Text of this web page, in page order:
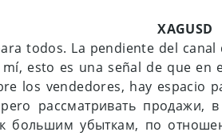
XAGUSD
todos. La pendiente del
esto es una señal de que
los vendedores, hay espacio
рассматривать продажи,
большим убыткам, по